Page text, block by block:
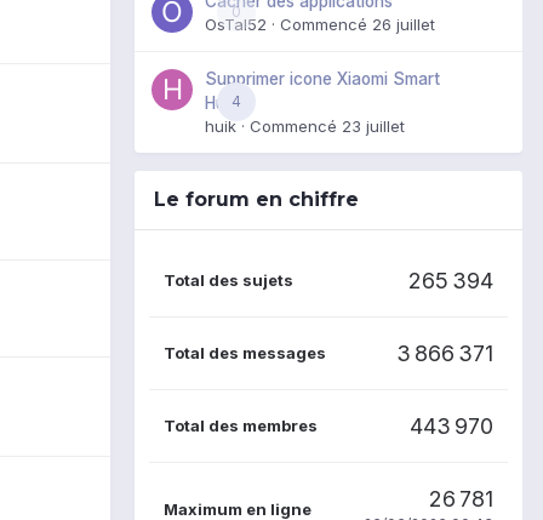
0
OsTal52 · Commencé 26 juillet
4
Supprimer icone Xiaomi Smart
Hub
huik · Commencé 23 juillet
Le forum en chiffre
Total des sujets 265 394
Total des messages 3 866 371
Total des membres 443 970
Maximum en ligne 26 781